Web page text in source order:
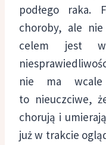
podłego raka.
choroby, ale
celem jest
nie ma
to nieuczciwe,
chorują i
już w trakcie